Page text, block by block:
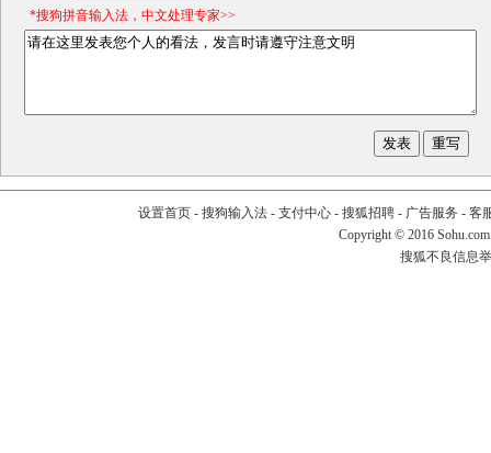
*搜狗拼音输入法，中文处理专家>>
设置首页- 搜狗输入法- 支付中心- 搜狐招聘- 广告服务 - 客
Copyright © 2016
搜狐不良信息